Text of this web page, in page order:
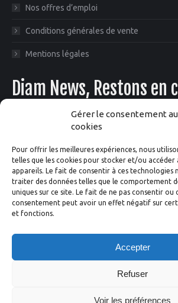
Gérer le consentement
cookies
Pour offrir les meilleures expériences, nous
telles que les cookies pour stocker et/ou
appareils. Le fait de consentir à ces technologies
traiter des données telles que le comportement
uniques sur ce site. Le fait de ne pas consentir ou
consentement peut avoir un effet négatif sur
et fonctions.
Accepter
Refuser
Voir les préférences
Nos offres d’emploi
Conditions générales de vente
Mentions légales
Diam News, Restons en
Suivez-nous
Facebook
Instagram
X LinkedIn